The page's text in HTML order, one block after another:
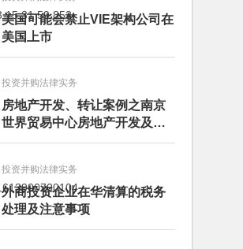
美国可能会禁止VIE架构公司在
美国上市
投资并购法律实务
房地产开发、转让案例之南京
世界贸易中心房地产开发及股
权转让项目
投资并购法律实务
外商投资企业在华清算的税务
处理及注意事项